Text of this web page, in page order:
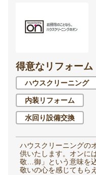
得意なリフォーム
ハウスクリーニング
内装リフォーム
水回り設備交換
ハウスクリーニングの
供いたします。オン
敬…御」という意味を
敬いの心を感じてもら